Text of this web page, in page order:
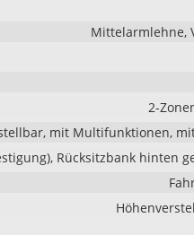
Mittelarmlehne,
2-
mit Multifunktionen,
Rücksitzbank hinten